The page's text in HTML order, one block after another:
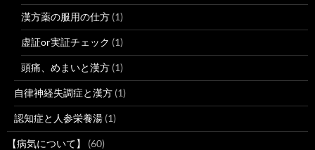
漢方薬の服用の仕方 (1)
虚証or実証チェック (1)
頭痛、めまいと漢方 (1)
自律神経失調症と漢方 (1)
認知症と人参栄養湯 (1)
【病気について】 (60)